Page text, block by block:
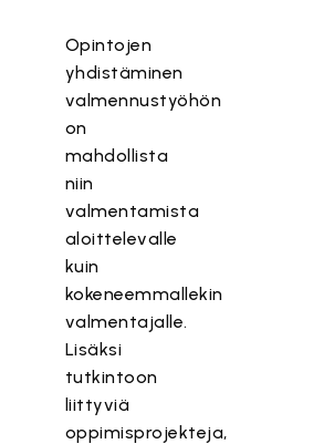
Opintojen
yhdistäminen
valmennustyöhön
on
mahdollista
niin
valmentamista
aloittelevalle
kuin
kokeneemmallekin
valmentajalle.
Lisäksi
tutkintoon
liittyviä
oppimisprojekteja,